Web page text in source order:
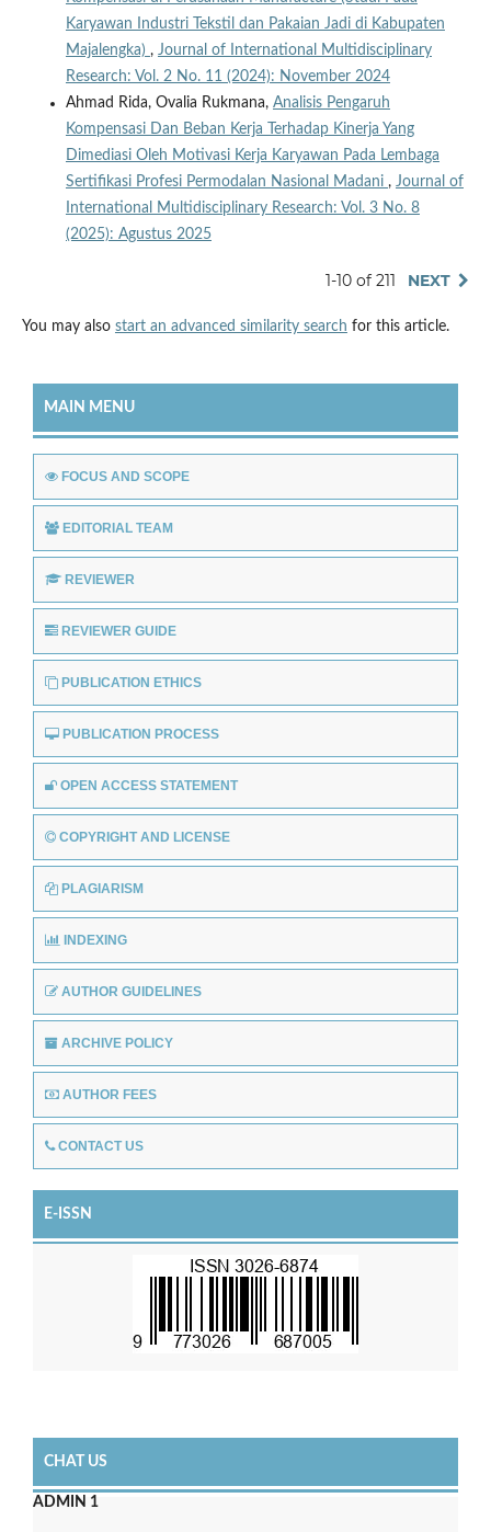
Karyawan Industri Tekstil dan Pakaian Jadi di Kabupaten
Majalengka) , Journal of International Multidisciplinary
Research: Vol. 2 No. 11 (2024): November 2024
Ahmad Rida, Ovalia Rukmana, Analisis Pengaruh
Kompensasi Dan Beban Kerja Terhadap Kinerja Yang
Dimediasi Oleh Motivasi Kerja Karyawan Pada Lembaga
Sertifikasi Profesi Permodalan Nasional Madani , Journal of
International Multidisciplinary Research: Vol. 3 No. 8
(2025): Agustus 2025
1-10 of 211 NEXT
You may also start an advanced similarity search for this article.
MAIN MENU
FOCUS AND SCOPE
EDITORIAL TEAM
REVIEWER
REVIEWER GUIDE
PUBLICATION ETHICS
PUBLICATION PROCESS
OPEN ACCESS STATEMENT
COPYRIGHT AND LICENSE
PLAGIARISM
INDEXING
AUTHOR GUIDELINES
ARCHIVE POLICY
AUTHOR FEES
CONTACT US
E-ISSN
CHAT US
ADMIN 1